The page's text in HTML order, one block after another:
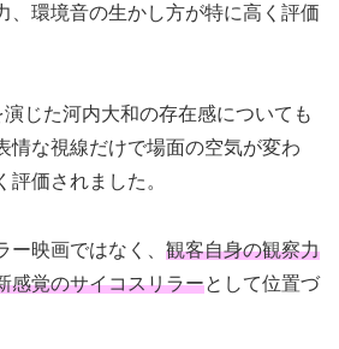
、環境音の生かし方が特に高く評価
演じた河内大和の存在感についても
情な視線だけで場面の空気が変わ
評価されました。
ー映画ではなく、 観客自身の観察力
感覚のサイコスリラーとして位置づ